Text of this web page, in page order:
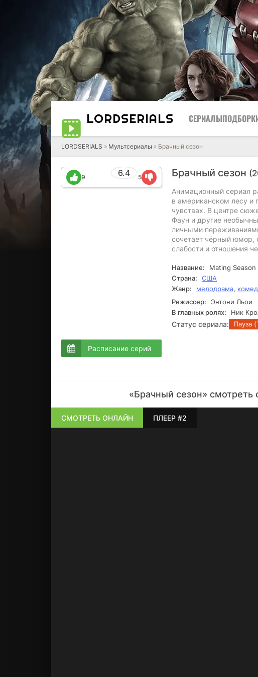
LORDSERIALS СЕРИАЛЫ
LORDSERIALS » Мультсериалы » Брачный сезон
Брачный сезон
6.4
9 5
Расписание серий
Анимационный сериал
в американском лесу и
чувствах. В центре
Фаун и другие
личными
сочетает чёрный юмор,
слабости и отношения
Название: Mating Season
Страна:
США
Жанр:
мелодрама,
Режиссер:
Энтони Льои
В главных ролях:
Ник
Статус сериала: Пауза
«Брачный сезон» смотреть
СМОТРЕТЬ ОНЛАЙН ПЛЕЕР #2